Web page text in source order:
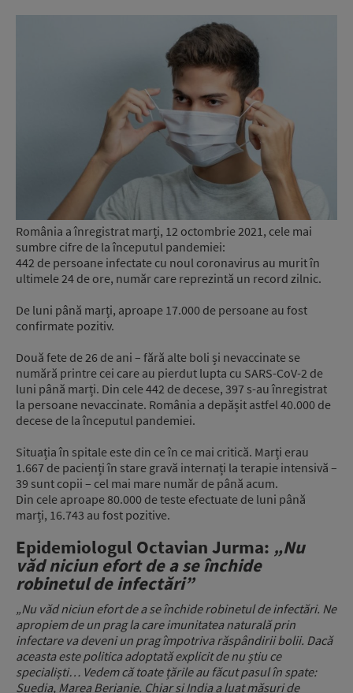
România a înregistrat marți, 12 octombrie 2021, cele mai
sumbre cifre de la începutul pandemiei:
442 de persoane infectate cu noul coronavirus au murit în
ultimele 24 de ore, număr care reprezintă un record zilnic.
De luni până marți, aproape 17.000 de persoane au fost
confirmate pozitiv.
Două fete de 26 de ani – fără alte boli și nevaccinate se
numără printre cei care au pierdut lupta cu SARS-CoV-2 de
luni până marți. Din cele 442 de decese, 397 s-au înregistrat
la persoane nevaccinate. România a depășit astfel 40.000 de
decese de la începutul pandemiei.
Situația în spitale este din ce în ce mai critică. Marți erau
1.667 de pacienți în stare gravă internați la terapie intensivă –
39 sunt copii – cel mai mare număr de până acum.
Din cele aproape 80.000 de teste efectuate de luni până
marți, 16.743 au fost pozitive.
Epidemiologul Octavian Jurma: „Nu
văd niciun efort de a se închide
robinetul de infectări”
„Nu văd niciun efort de a se închide robinetul de infectări. Ne
apropiem de un prag la care imunitatea naturală prin
infectare va deveni un prag împotriva răspândirii bolii. Dacă
aceasta este politica adoptată explicit de nu știu ce
specialiști… Vedem că toate țările au făcut pasul în spate:
Suedia, Marea Berianie. Chiar și India a luat măsuri de